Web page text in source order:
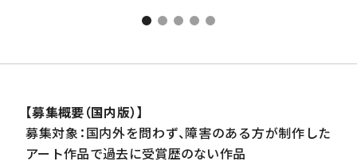
【募集概要（国内版） 】
募集対象：国内外を問わず、障害のある方が制作した
アート作品で過去に受賞歴のない作品